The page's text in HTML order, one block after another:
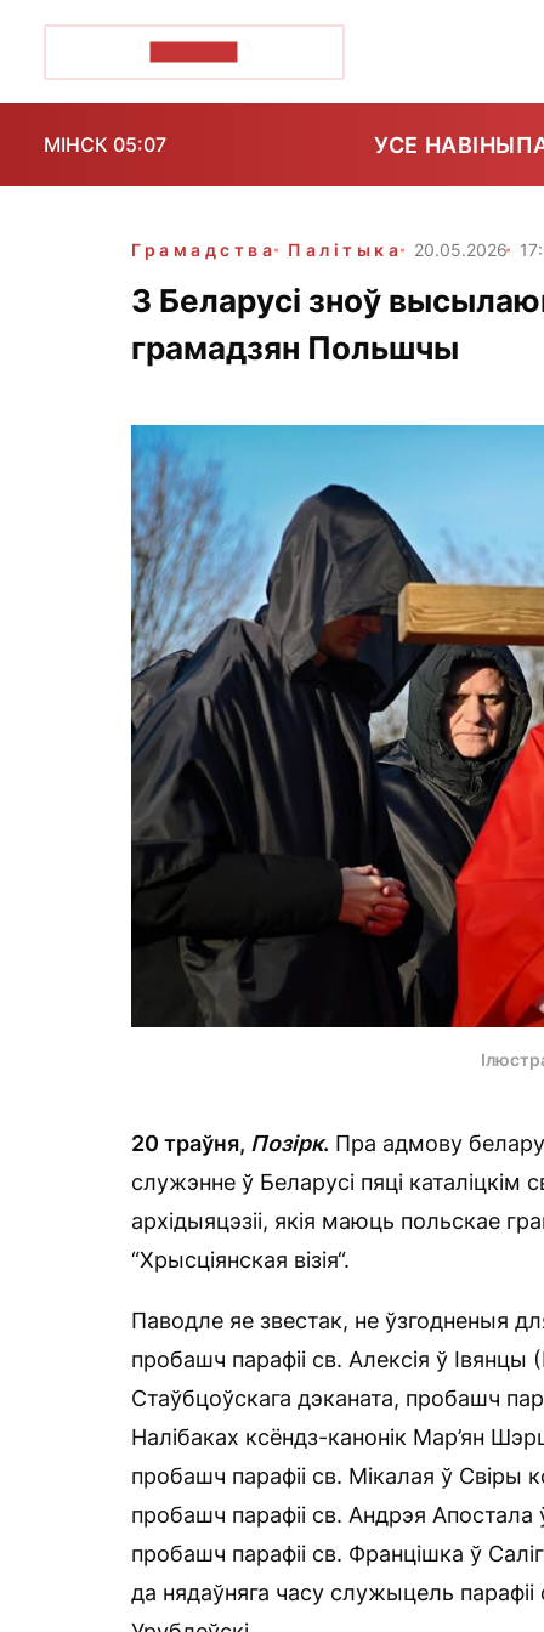
МІНСК 05:07 УСЕ НАВІНЫ
Грамадства Палітыка 20.05.2026
З Беларусі зноў
грамадзян Польшчы
20 траўня, Позірк. Пра адмову
служэнне ў Беларусі пяці
архідыяцэзіі, якія маюць польскае
“Хрысціянская візія“.
Паводле яе звестак, не ўзгодненыя
пробашч парафіі св. Алексія ў
Стаўбцоўскага дэканата, пробашч
Налібаках ксёндз-канонік Мар’ян
пробашч парафіі св. Мікалая ў Свіры
пробашч парафіі св. Андрэя
пробашч парафіі св. Францішка ў
да нядаўняга часу служыцель